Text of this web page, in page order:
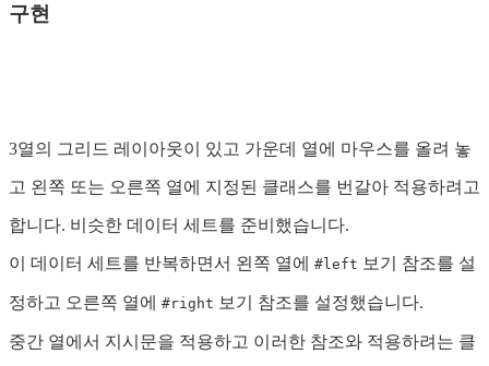
구현
3열의 그리드 레이아웃이 있고 가운데 열에 마우스를 올려 놓
고 왼쪽 또는 오른쪽 열에 지정된 클래스를 번갈아 적용하려고
합니다. 비슷한 데이터 세트를 준비했습니다.
이 데이터 세트를 반복하면서 왼쪽 열에 #left 보기 참조를 설
정하고 오른쪽 열에 #right 보기 참조를 설정했습니다.
중간 열에서 지시문을 적용하고 이러한 참조와 적용하려는 클